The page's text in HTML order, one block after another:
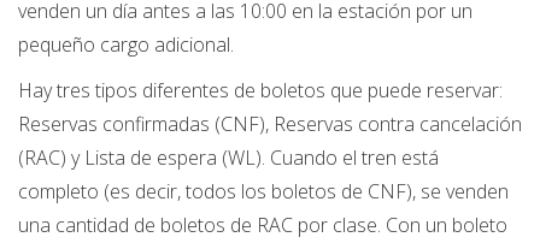
venden un día antes a las 10:00 en la estación por un
pequeño cargo adicional.
Hay tres tipos diferentes de boletos que puede reservar:
Reservas confirmadas (CNF), Reservas contra cancelación
(RAC) y Lista de espera (WL). Cuando el tren está
completo (es decir, todos los boletos de CNF), se venden
una cantidad de boletos de RAC por clase. Con un boleto